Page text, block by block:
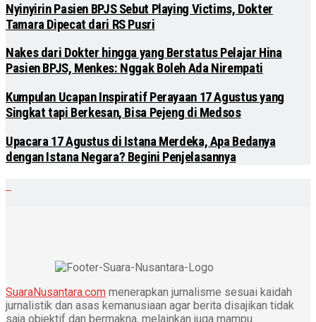
Nyinyirin Pasien BPJS Sebut Playing Victims, Dokter
Tamara Dipecat dari RS Pusri
Nakes dari Dokter hingga yang Berstatus Pelajar Hina
Pasien BPJS, Menkes: Nggak Boleh Ada Nirempati
Kumpulan Ucapan Inspiratif Perayaan 17 Agustus yang
Singkat tapi Berkesan, Bisa Pejeng di Medsos
Upacara 17 Agustus di Istana Merdeka, Apa Bedanya
dengan Istana Negara? Begini Penjelasannya
SuaraNusantara.com menerapkan jurnalisme sesuai kaidah
jurnalistik dan asas kemanusiaan agar berita disajikan tidak
saja objektif dan bermakna, melainkan juga mampu